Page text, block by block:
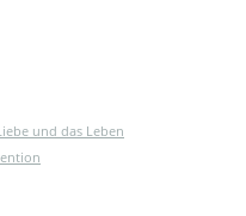
und das Leben